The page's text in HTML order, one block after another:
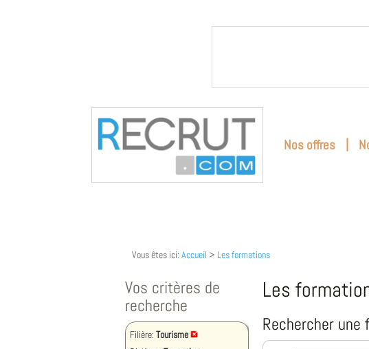
Nos offres |
Vous êtes ici: Accueil > Les formations
Vos critères de
recherche
Filière: Tourisme
Les
Rechercher une